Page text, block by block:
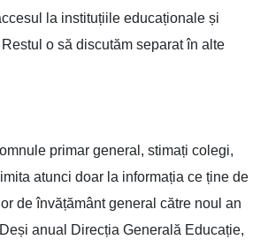
la instituțiile educaționale și
o să discutăm separat în alte
primar general, stimați colegi,
atunci doar la informația ce ține de
de învățământ general către noul an
anual Direcția Generală Educație,